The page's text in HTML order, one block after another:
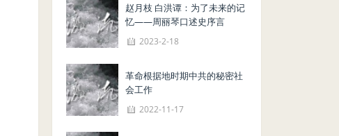
赵月枝 白洪谭：为了未来的记
忆——周丽琴口述史序言
2023-2-18
革命根据地时期中共的秘密社
会工作
2022-11-17